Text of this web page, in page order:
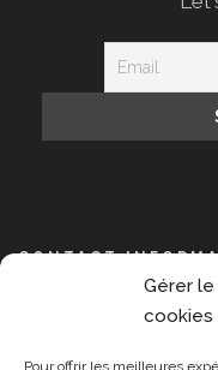
Gérer
cookies
Pour offrir les meilleures
CONTACT
NPIS, 14 avenue